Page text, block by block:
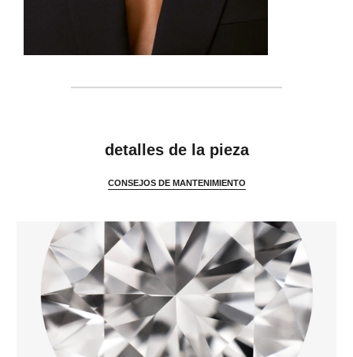
detalles de la pieza
CONSEJOS DE MANTENIMIENTO